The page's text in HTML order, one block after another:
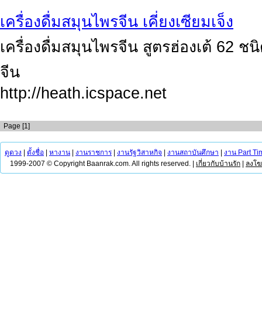
เครื่องดื่มสมุนไพรจีน เคี่ยงเซียมเจ็ง
เครื่องดื่มสมุนไพรจีน สูตรฮ่องเต้ 62
จีน
http://heath.icspace.net
Page [1]
ดูดวง ตั้งชื่อ หางาน งานราชการ งานรัฐวิสาหกิจ งานสถาบันศึกษา
งาน Part
1999-2007 © Copyright Baanrak.com. All rights reserved. | เกี่ยวกับบ้านรัก ลงโ